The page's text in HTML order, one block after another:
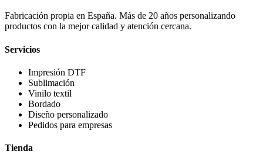
Fabricación propia en España. Más de 20 años personalizando
productos con la mejor calidad y atención cercana.
Servicios
Impresión DTF
Sublimación
Vinilo textil
Bordado
Diseño personalizado
Pedidos para empresas
Tienda